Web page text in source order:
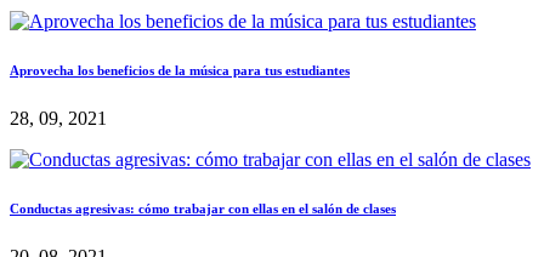
Aprovecha los beneficios de la música para tus estudiantes
28, 09, 2021
Conductas agresivas: cómo trabajar con ellas en el salón de clases